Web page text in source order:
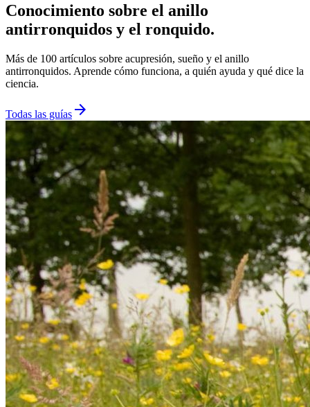
Conocimiento sobre el anillo
antirronquidos y el ronquido.
Más de 100 artículos sobre acupresión, sueño y el anillo
antirronquidos. Aprende cómo funciona, a quién ayuda y qué dice la
ciencia.
Todas las guías arrow_forward